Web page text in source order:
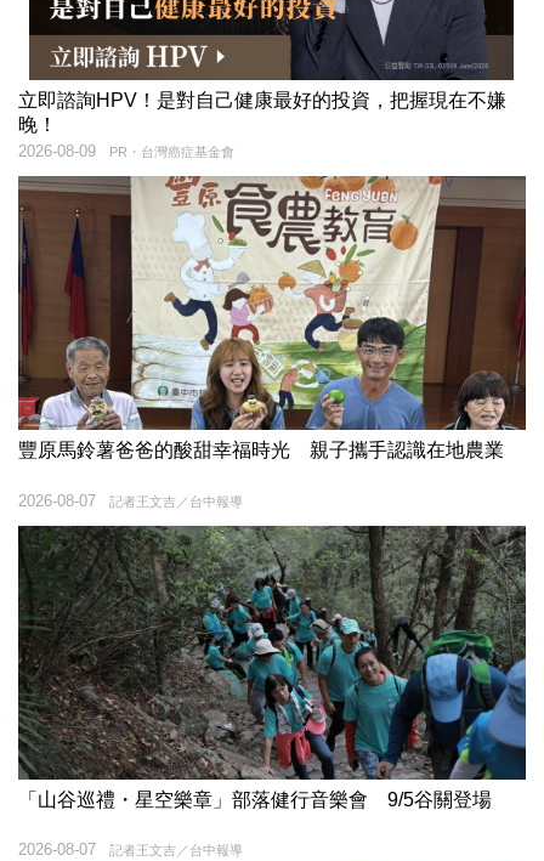
立即諮詢HPV！是對自己健康最好的投資，把握現在不嫌
晚！
PR・台灣癌症基金會
2026-08-09
豐原馬鈴薯爸爸的酸甜幸福時光 親子攜手認識在地農業
記者王文吉／台中報導
2026-08-07
「山谷巡禮・星空樂章」部落健行音樂會 9/5谷關登場
記者王文吉／台中報導
2026-08-07